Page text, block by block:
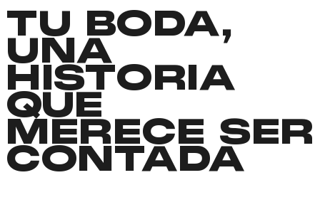
TU BODA,
UNA
HISTORIA
QUE
MERECE SER
CONTADA